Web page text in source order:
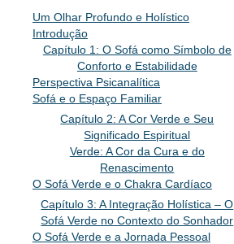
Um Olhar Profundo e Holístico
Introdução
Capítulo 1: O Sofá como Símbolo de
Conforto e Estabilidade
Perspectiva Psicanalítica
Sofá e o Espaço Familiar
Capítulo 2: A Cor Verde e Seu
Significado Espiritual
Verde: A Cor da Cura e do
Renascimento
O Sofá Verde e o Chakra Cardíaco
Capítulo 3: A Integração Holística – O
Sofá Verde no Contexto do Sonhador
O Sofá Verde e a Jornada Pessoal